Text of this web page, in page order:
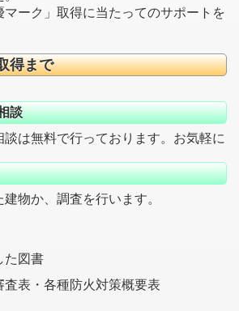
ーク」取得に当たってのサポートを
得まで
談
は無料で行っております。お気軽に
物か、調査を行います。
た図書
査表・各種防火対策概要表